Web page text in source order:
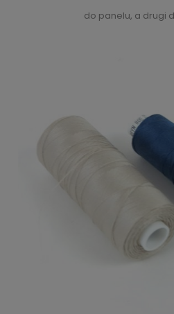
do panelu, a drugi